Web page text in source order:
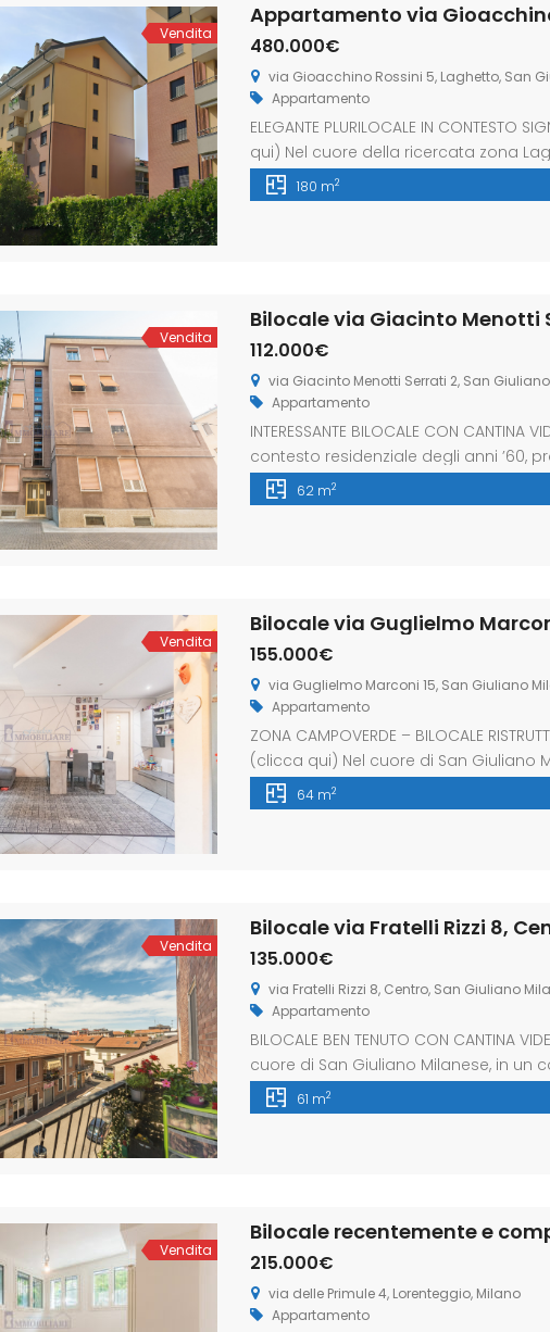
Vendita
480.000€
via Gioacchino Rossini 5, Laghetto, San
Appartamento
ELEGANTE PLURILOCALE IN CONTESTO
qui) Nel cuore della ricercata zona
proponiamo una prestigiosa
perfettamente curato e abitato.
180 m2
Vendita
Bilocale via Giacinto Menotti
112.000€
via Giacinto Menotti Serrati 2, San
Appartamento
INTERESSANTE BILOCALE CON
contesto residenziale degli anni ’60,
piano di una palazzina priva di
per raggiungere la stazione
62 m2
Vendita
Bilocale via Guglielmo
155.000€
via Guglielmo Marconi 15, San Giuliano
Appartamento
ZONA CAMPOVERDE – BILOCALE
(clicca qui) Nel cuore di San
situato al primo piano di un curato
comuni e inserito in una posizione
64 m2
Vendita
Bilocale via Fratelli Rizzi 8,
135.000€
via Fratelli Rizzi 8, Centro, San Giuliano
Appartamento
BILOCALE BEN TENUTO CON CANTINA
cuore di San Giuliano Milanese, in un
ascensore, proponiamo un ampio
degli spazi particolarmente
61 m2
Vendita
215.000€
via delle Primule 4, Lorenteggio, Milano
Appartamento